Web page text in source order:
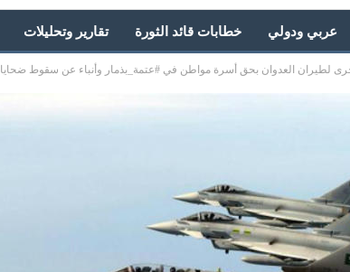
عربي ودولي خطابات قائد الثورة تقارير وتحليلات
لطيران العدوان بحق أسرة مواطن في #عتمة_بذمار وأنباء عن سقوط ضحايا